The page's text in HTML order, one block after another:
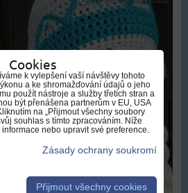
Cookies
k vylepšení vaší návštěvy tohoto
a ke shromažďování údajů o jeho
použít nástroje a služby třetích stran a
být přenášena partnerům v EU, USA
na „Přijmout všechny soubory
souhlas s tímto zpracováním. Níže
nebo upravit své preference.
Zásady ochrany soukromí
Přijmout všechny cookies